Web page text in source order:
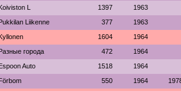
L 1397 1963
Liikenne 377 1963
1604 1964
города 472 1964
Auto 1518 1964
550 1964